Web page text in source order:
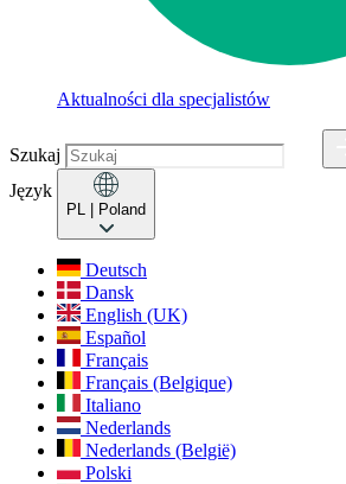
Aktualności dla specjalistów
Szukaj
Język
PL | Poland
Deutsch
Dansk
English (UK)
Español
Français
Français (Belgique)
Italiano
Nederlands
Nederlands (België)
Polski